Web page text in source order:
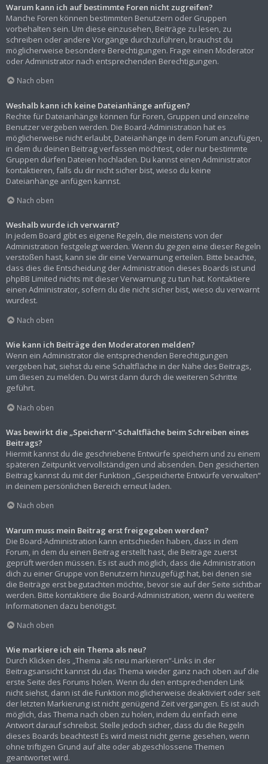
Warum kann ich auf bestimmte Foren nicht zugreifen?
Manche Foren können bestimmten Benutzern oder Gruppen
vorbehalten sein. Um diese einzusehen, Beiträge zu lesen, zu
schreiben oder andere Vorgänge durchzuführen, brauchst du
möglicherweise besondere Berechtigungen. Frage einen Moderator
oder Administrator nach entsprechenden Berechtigungen.
Nach oben
Weshalb kann ich keine Dateianhänge anfügen?
Rechte für Dateianhänge können für Foren, Gruppen und einzelne
Benutzer vergeben werden. Die Board-Administration hat es
möglicherweise nicht erlaubt, Dateianhänge in dem Forum anzufügen,
in dem du deinen Beitrag verfassen möchtest, oder nur bestimmte
Gruppen dürfen Dateien hochladen. Du kannst einen Administrator
kontaktieren, falls du dir nicht sicher bist, wieso du keine
Dateianhänge anfügen kannst.
Nach oben
Weshalb wurde ich verwarnt?
In jedem Board gibt es eigene Regeln, die meistens von der
Administration festgelegt werden. Wenn du gegen eine dieser Regeln
verstoßen hast, kann sie dir eine Verwarnung erteilen. Bitte beachte,
dass dies die Entscheidung der Administration dieses Boards ist und
phpBB Limited nichts mit dieser Verwarnung zu tun hat. Kontaktiere
einen Administrator, sofern du die nicht sicher bist, wieso du verwarnt
wurdest.
Nach oben
Wie kann ich Beiträge den Moderatoren melden?
Wenn ein Administrator die entsprechenden Berechtigungen
vergeben hat, siehst du eine Schaltfläche in der Nähe des Beitrags,
um diesen zu melden. Du wirst dann durch die weiteren Schritte
geführt.
Nach oben
Was bewirkt die „Speichern“-Schaltfläche beim Schreiben eines
Beitrags?
Hiermit kannst du die geschriebene Entwürfe speichern und zu einem
späteren Zeitpunkt vervollständigen und absenden. Den gesicherten
Beitrag kannst du mit der Funktion „Gespeicherte Entwürfe verwalten“
in deinem persönlichen Bereich erneut laden.
Nach oben
Warum muss mein Beitrag erst freigegeben werden?
Die Board-Administration kann entschieden haben, dass in dem
Forum, in dem du einen Beitrag erstellt hast, die Beiträge zuerst
geprüft werden müssen. Es ist auch möglich, dass die Administration
dich zu einer Gruppe von Benutzern hinzugefügt hat, bei denen sie
die Beiträge erst begutachten möchte, bevor sie auf der Seite sichtbar
werden. Bitte kontaktiere die Board-Administration, wenn du weitere
Informationen dazu benötigst.
Nach oben
Wie markiere ich ein Thema als neu?
Durch Klicken des „Thema als neu markieren“-Links in der
Beitragsansicht kannst du das Thema wieder ganz nach oben auf die
erste Seite des Forums holen. Wenn du den entsprechenden Link
nicht siehst, dann ist die Funktion möglicherweise deaktiviert oder seit
der letzten Markierung ist nicht genügend Zeit vergangen. Es ist auch
möglich, das Thema nach oben zu holen, indem du einfach eine
Antwort darauf schreibst. Stelle jedoch sicher, dass du die Regeln
dieses Boards beachtest! Es wird meist nicht gerne gesehen, wenn
ohne triftigen Grund auf alte oder abgeschlossene Themen
geantwortet wird.